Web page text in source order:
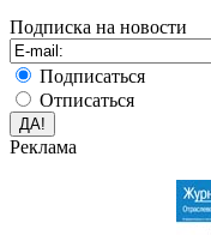
Подписка на новости
Подписаться
Отписаться
Реклама